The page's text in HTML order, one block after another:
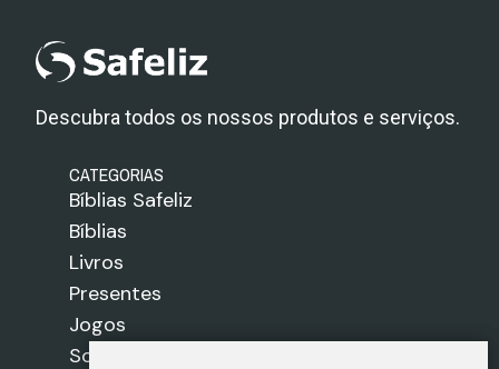
Descubra todos os nossos produtos e serviços.
CATEGORIAS
Bíblias Safeliz
Bíblias
Livros
Presentes
Jogos
Sobre nós